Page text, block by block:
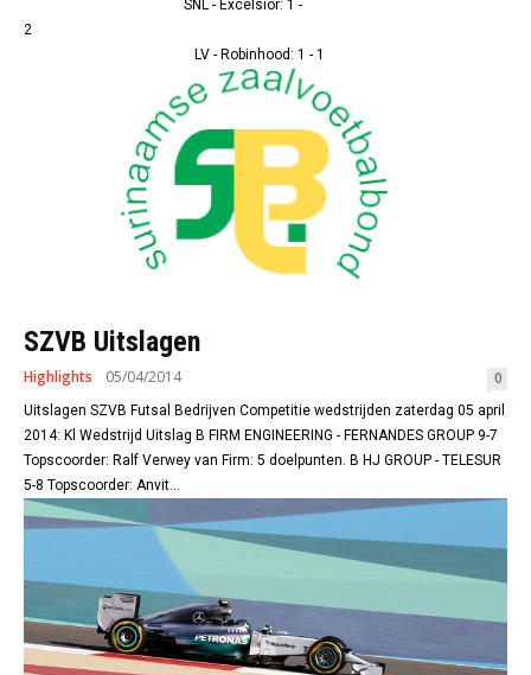
SNL - Excelsior: 1 -
2
LV - Robinhood: 1 - 1
SZVB Uitslagen
Highlights 05/04/2014 0
Uitslagen SZVB Futsal Bedrijven Competitie wedstrijden zaterdag 05 april
2014: Kl Wedstrijd Uitslag B FIRM ENGINEERING - FERNANDES GROUP 9-7
Topscoorder: Ralf Verwey van Firm: 5 doelpunten. B HJ GROUP - TELESUR
5-8 Topscoorder: Anvit...